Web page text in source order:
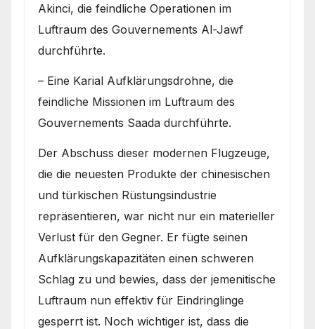
Akinci, die feindliche Operationen im
Luftraum des Gouvernements Al-Jawf
durchführte.
– Eine Karial Aufklärungsdrohne, die
feindliche Missionen im Luftraum des
Gouvernements Saada durchführte.
Der Abschuss dieser modernen Flugzeuge,
die die neuesten Produkte der chinesischen
und türkischen Rüstungsindustrie
repräsentieren, war nicht nur ein materieller
Verlust für den Gegner. Er fügte seinen
Aufklärungskapazitäten einen schweren
Schlag zu und bewies, dass der jemenitische
Luftraum nun effektiv für Eindringlinge
gesperrt ist. Noch wichtiger ist, dass die